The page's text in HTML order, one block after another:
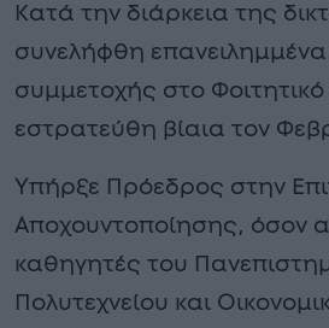
Κατά την διάρκεια της
συνελήφθη
συμμετοχής στο Φοιτητικό
εστρατεύθη βίαια τον
Υπήρξε Πρόεδρος στην
Αποχουντοποίησης, όσον
καθηγητές του
Πολυτεχνείου και